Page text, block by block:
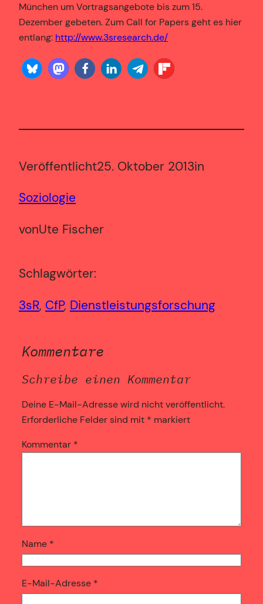
München um Vortragsangebote bis zum 15.
Dezember gebeten. Zum Call for Papers geht es hier
entlang: http://www.3sresearch.de/
Veröffentlicht25. Oktober 2013in
Soziologie
vonUte Fischer
Schlagwörter:
3sR, CfP, Dienstleistungsforschung
Kommentare
Schreibe einen Kommentar
Deine E-Mail-Adresse wird nicht veröffentlicht.
Erforderliche Felder sind mit * markiert
Kommentar *
Name *
E-Mail-Adresse *